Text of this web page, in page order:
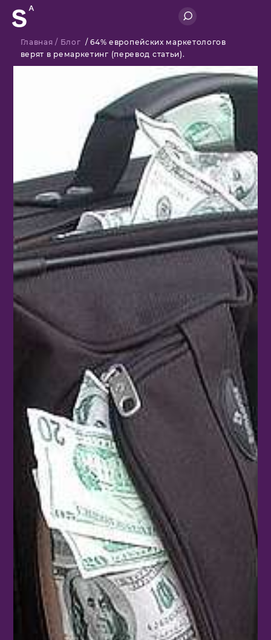
Главная / Блог /64% европейских маркетологов
верят в ремаркетинг (перевод статьи).